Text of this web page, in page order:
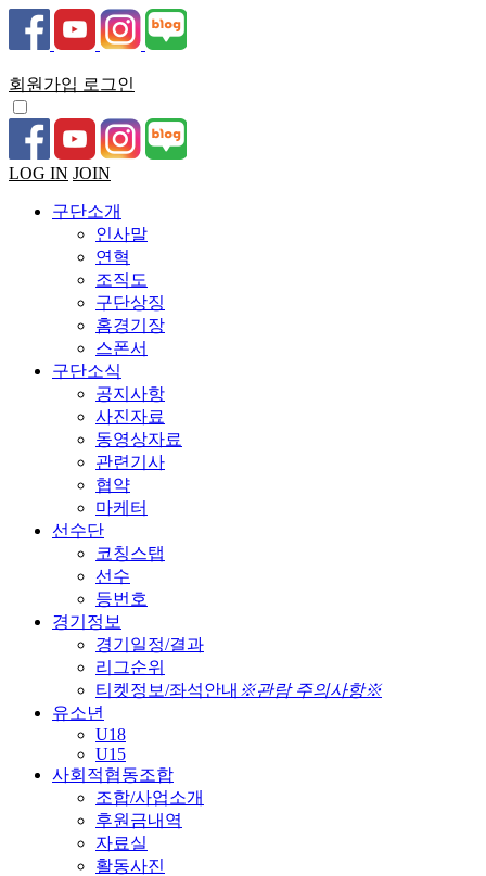
회원가입 로그인
LOG IN JOIN
구단소개
인사말
연혁
조직도
구단상징
홈경기장
스폰서
구단소식
공지사항
사진자료
동영상자료
관련기사
협약
마케터
선수단
코칭스탭
선수
등번호
경기정보
경기일정/결과
리그순위
티켓정보/좌석안내 ※관람 주의사항※
유소년
U18
U15
사회적협동조합
조합/사업소개
후원금내역
자료실
활동사진